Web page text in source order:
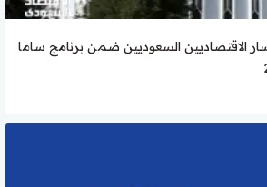
الاقتصاديين السعوديين ضمن برنامج ساما